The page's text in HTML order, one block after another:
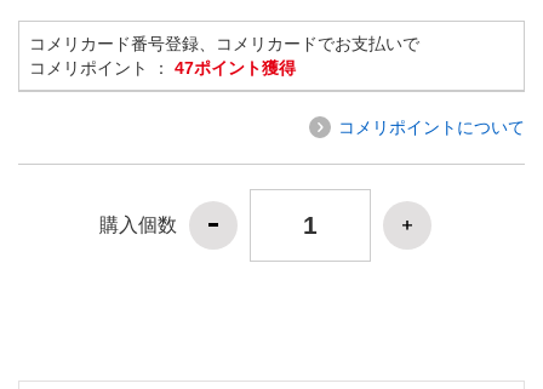
コメリカード番号登録、コメリカードでお支払いで
コメリポイント ： 47ポイント獲得
コメリポイントについて
購入個数